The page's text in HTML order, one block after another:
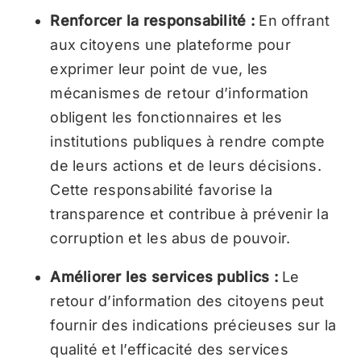
Renforcer la responsabilité : En offrant
aux citoyens une plateforme pour
exprimer leur point de vue, les
mécanismes de retour d’information
obligent les fonctionnaires et les
institutions publiques à rendre compte
de leurs actions et de leurs décisions.
Cette responsabilité favorise la
transparence et contribue à prévenir la
corruption et les abus de pouvoir.
Améliorer les services publics :Le
retour d’information des citoyens peut
fournir des indications précieuses sur la
qualité et l’efficacité des services